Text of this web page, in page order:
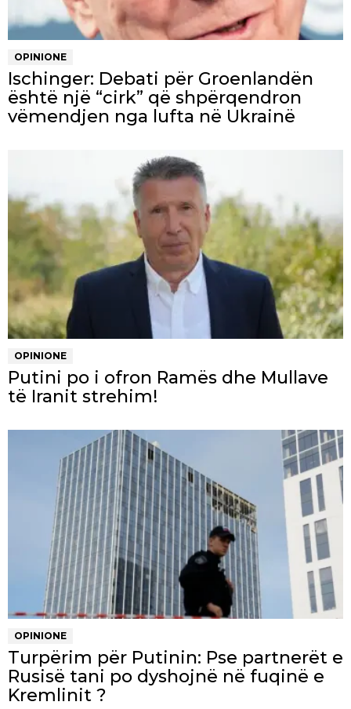
OPINIONE
Ischinger: Debati për Groenlandën
është një “cirk” që shpërqendron
vëmendjen nga lufta në Ukrainë
OPINIONE
Putini po i ofron Ramës dhe Mullave
të Iranit strehim!
OPINIONE
Turpërim për Putinin: Pse partnerët e
Rusisë tani po dyshojnë në fuqinë e
Kremlinit ?